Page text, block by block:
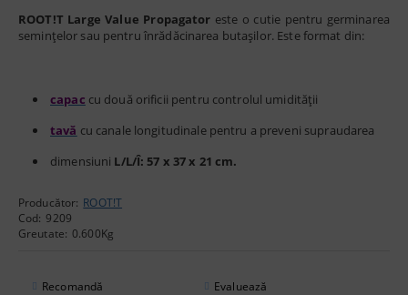
ROOT!T Large Value Propagator este o cutie pentru germinarea
semințelor sau pentru înrădăcinarea butașilor. Este format din:
capac cu două orificii pentru controlul umidității
tavă cu canale longitudinale pentru a preveni supraudarea
dimensiuni L/L/Î: 57 x 37 x 21 cm.
Producător: ROOT!T
Cod: 9209
Greutate: 0.600Kg
Recomandă Evaluează